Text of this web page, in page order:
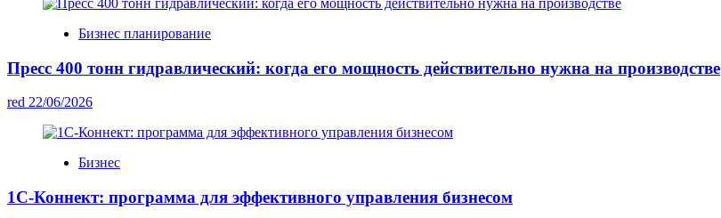
Бизнес планирование
Пресс 400 тонн гидравлический: когда его мощность действительно нужна на производстве
red 22/06/2026
Бизнес
1С-Коннект: программа для эффективного управления бизнесом